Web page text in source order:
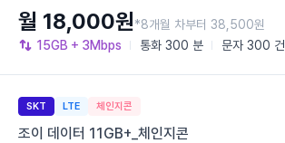
15GB + 3Mbps 통화 300 분 문자 300 건
월 18,000원*8개월 차부터 38,500원
SKT LTE 체인지콘
조이 데이터 11GB+_체인지콘